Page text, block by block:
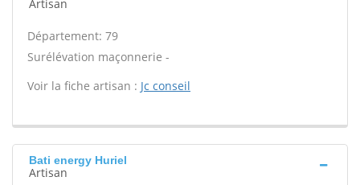
Artisan
Département: 79
Surélévation maçonnerie -
Voir la fiche artisan : Jc conseil
Bati energy Huriel
Artisan